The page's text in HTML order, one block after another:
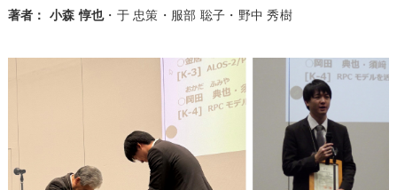
著者： 小森 惇也・于 忠策・服部 聡子・野中 秀樹